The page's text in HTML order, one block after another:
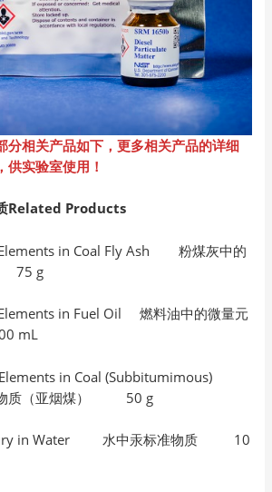
分相关产品如下，更多相关产品的详细
供实验室使用！
Related Products
Elements in Coal Fly Ash 粉煤灰中的
75 g
in Fuel Oil 燃料油中的微量元
mL
Elements in Coal (Subbitumimous)
物质（亚烟煤） 50 g
in Water 水中汞标准物质 10